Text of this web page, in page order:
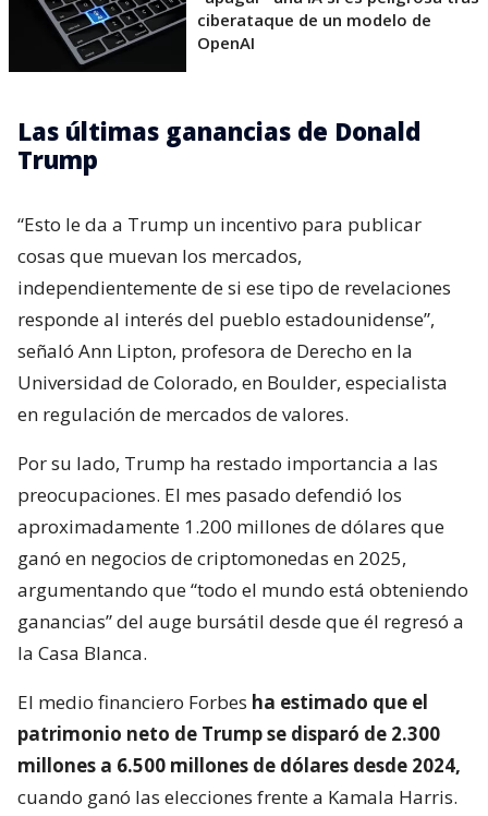
ciberataque de un modelo de
OpenAI
Las últimas ganancias de Donald
Trump
“Esto le da a Trump un incentivo para publicar
cosas que muevan los mercados,
independientemente de si ese tipo de revelaciones
responde al interés del pueblo estadounidense”,
señaló Ann Lipton, profesora de Derecho en la
Universidad de Colorado, en Boulder, especialista
en regulación de mercados de valores.
Por su lado, Trump ha restado importancia a las
preocupaciones. El mes pasado defendió los
aproximadamente 1.200 millones de dólares que
ganó en negocios de criptomonedas en 2025,
argumentando que “todo el mundo está obteniendo
ganancias” del auge bursátil desde que él regresó a
la Casa Blanca.
El medio financiero Forbes ha estimado que el
patrimonio neto de Trump se disparó de 2.300
millones a 6.500 millones de dólares desde 2024,
cuando ganó las elecciones frente a Kamala Harris.